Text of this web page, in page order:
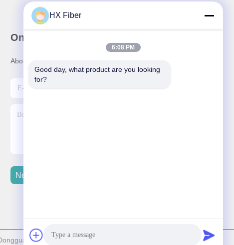
Onze nieuwsbrief
Abonneer u op onze nieuwsbrief voor kortingen en meer.
Neem Contact Met Ons Op
HX Fiber Technology Co., Ltd . Alle rechten voorbehouden.
HX Fiber
6:08 PM
Good day, what product are you looking
for?